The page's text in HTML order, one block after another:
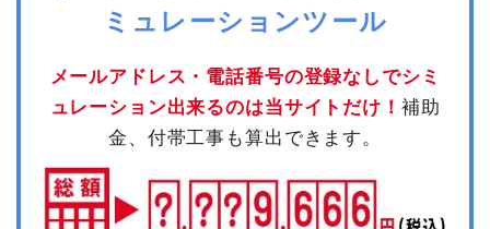
ミュレーションツール
メールアドレス・電話番号の登録なしでシミ
ュレーション出来るのは当サイトだけ！ 補助
金、付帯工事も算出できます。